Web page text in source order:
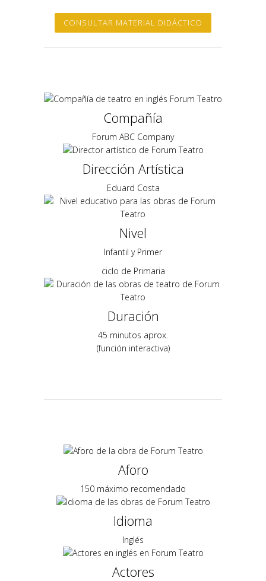
CONSULTAR MATERIAL DIDÁCTICO
Compañía
Forum ABC Company
Dirección Artística
Eduard Costa
Nivel
Infantil y Primer
ciclo de Primaria
Duración
45 minutos aprox.
(función interactiva)
Aforo
150 máximo recomendado
Idioma
Inglés
Actores